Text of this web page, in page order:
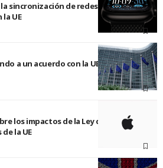
sincronización de redes Wi-Fi entre
UE
a un acuerdo con la UE debido a la
los impactos de la Ley de Mercados
la UE